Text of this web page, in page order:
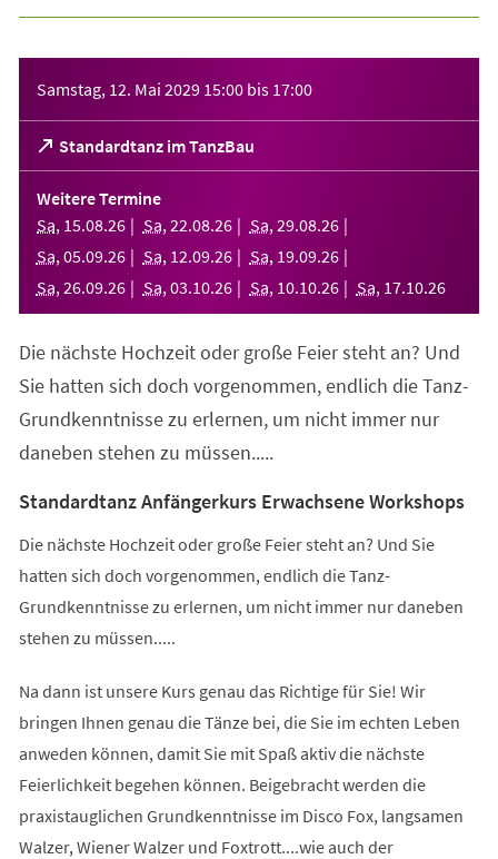
Samstag, 12. Mai 2029 15:00 bis 17:00
Standardtanz im TanzBau
(Öffnet
in
einem
neuen
Tab)
Weitere Termine
Sa, 15.08.26 Sa, 22.08.26 Sa, 29.08.26
Sa, 05.09.26 Sa, 12.09.26 Sa, 19.09.26
Sa, 26.09.26 Sa, 03.10.26 Sa, 10.10.26 Sa, 17.10.26
Die nächste Hochzeit oder große Feier steht an? Und
Sie hatten sich doch vorgenommen, endlich die Tanz-
Grundkenntnisse zu erlernen, um nicht immer nur
daneben stehen zu müssen.....
Standardtanz Anfängerkurs Erwachsene Workshops
Die nächste Hochzeit oder große Feier steht an? Und Sie
hatten sich doch vorgenommen, endlich die Tanz-
Grundkenntnisse zu erlernen, um nicht immer nur daneben
stehen zu müssen.....
Na dann ist unsere Kurs genau das Richtige für Sie! Wir
bringen Ihnen genau die Tänze bei, die Sie im echten Leben
anweden können, damit Sie mit Spaß aktiv die nächste
Feierlichkeit begehen können. Beigebracht werden die
praxistauglichen Grundkenntnisse im Disco Fox, langsamen
Walzer, Wiener Walzer und Foxtrott....wie auch der